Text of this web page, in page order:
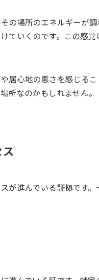
の場所のエネルギーが
ていくのです。この感
居心地の悪さを感じる
所なのかもしれません。
が進んでいる証拠です